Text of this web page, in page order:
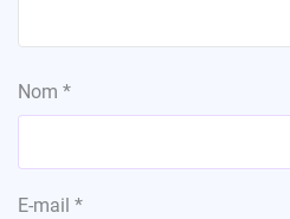
Nom *
E-mail *